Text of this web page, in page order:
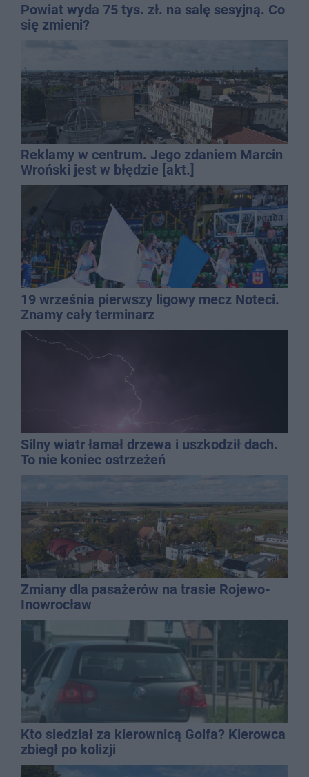
Powiat wyda 75 tys. zł. na salę sesyjną. Co
się zmieni?
Reklamy w centrum. Jego zdaniem Marcin
Wroński jest w błędzie [akt.]
19 września pierwszy ligowy mecz Noteci.
Znamy cały terminarz
Silny wiatr łamał drzewa i uszkodził dach.
To nie koniec ostrzeżeń
Zmiany dla pasażerów na trasie Rojewo-
Inowrocław
Kto siedział za kierownicą Golfa? Kierowca
zbiegł po kolizji